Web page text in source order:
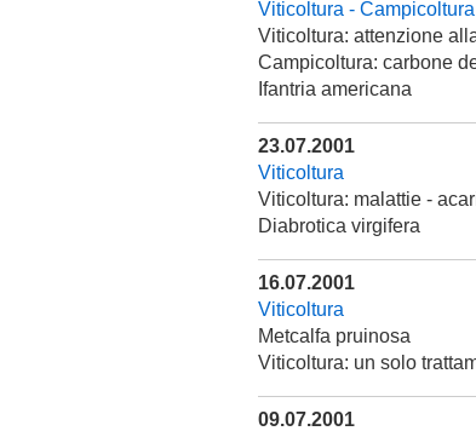
Viticoltura - Campicoltura
Viticoltura: attenzione
Campicoltura: carbone
Ifantria americana
23.07.2001
Viticoltura
Viticoltura: malattie -
Diabrotica virgifera
16.07.2001
Viticoltura
Metcalfa pruinosa
Viticoltura: un solo
09.07.2001